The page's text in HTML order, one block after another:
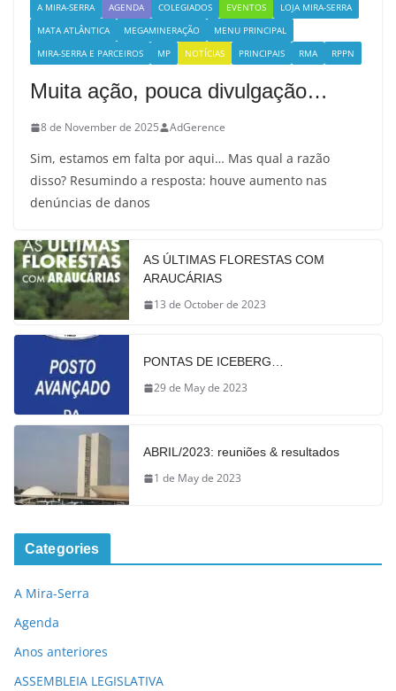
A MIRA-SERRA AGENDA COLEGIADOS EVENTOS
LOJA MIRA-SERRA
MATA ATLÂNTICA
MEGAMINERAÇÃO
MENU PRINCIPAL
MIRA-SERRA E PARCEIROS
MP NOTÍCIAS PRINCIPAIS RMA RPPN
Muita ação, pouca divulgação…
8 de November de 2025 AdGerence
Sim, estamos em falta por aqui… Mas qual a razão
disso? Resumindo a resposta: houve aumento nas
denúncias de danos
AS ÚLTIMAS FLORESTAS COM
ARAUCÁRIAS
13 de October de 2023
PONTAS DE ICEBERG…
29 de May de 2023
ABRIL/2023: reuniões & resultados
1 de May de 2023
Categories
A Mira-Serra
Agenda
Anos anteriores
ASSEMBLEIA LEGISLATIVA